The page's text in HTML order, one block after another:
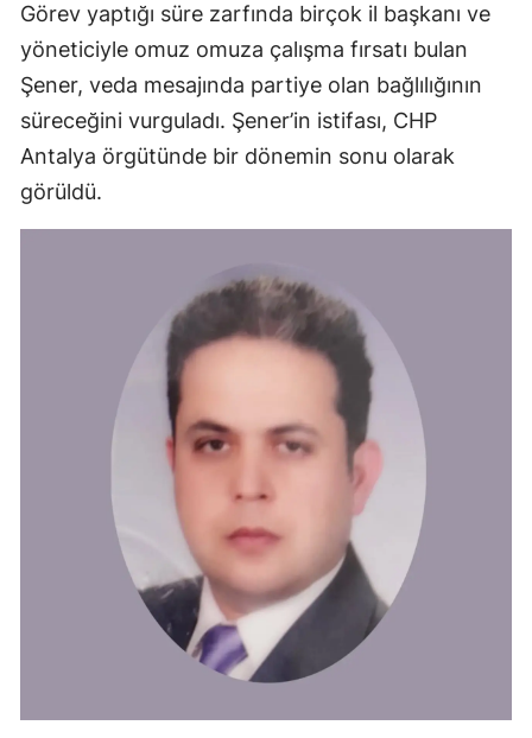
Görev yaptığı süre zarfında birçok il başkanı ve
yöneticiyle omuz omuza çalışma fırsatı bulan
Şener, veda mesajında partiye olan bağlılığının
süreceğini vurguladı. Şener’in istifası, CHP
Antalya örgütünde bir dönemin sonu olarak
görüldü.